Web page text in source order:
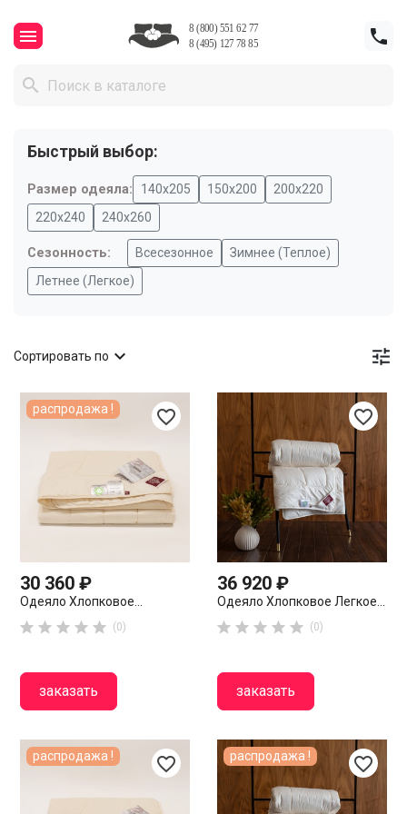
 

Быстрый выбор:
Размер одеяла: 140х205 150х200
200х220
220х240
240x260
Сезонность: Всесезонное
Зимнее (Теплое)
Летнее (Легкое)

Сортировать по 
favorite_border
30 360 ₽
Одеяло Хлопковое...
     (0)
заказать
распродажа ! favorite_border
36 920 ₽
Одеяло Хлопковое Легкое...
     (0)
заказать
favorite_border
распродажа ! favorite_border
распродажа !